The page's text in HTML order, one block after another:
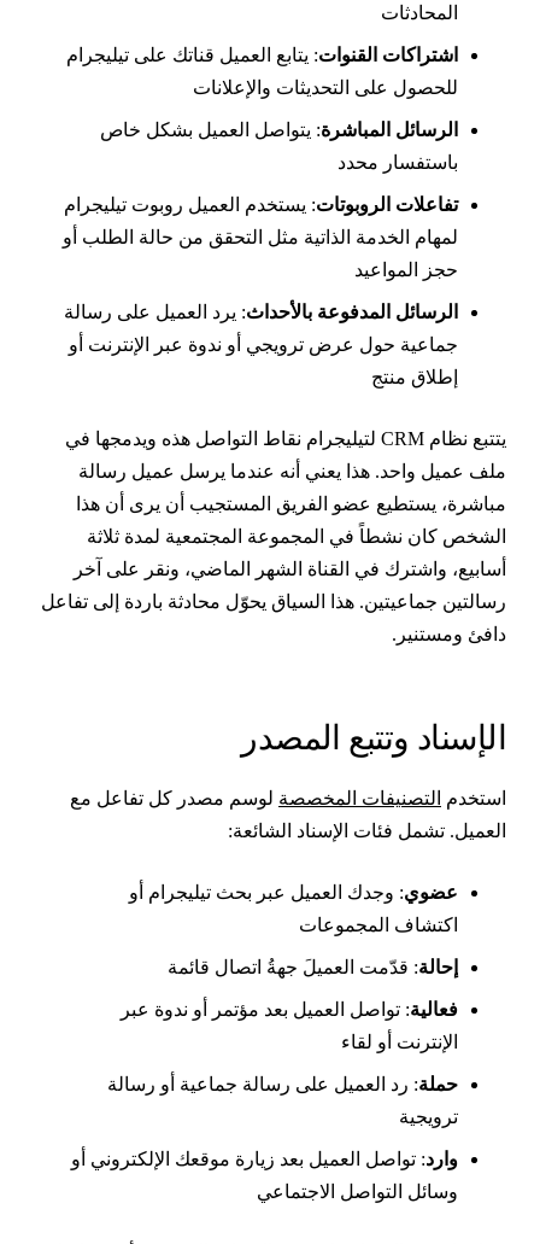
المحادثات
اشتراكات القنوات: يتابع العميل قناتك على تيليجرام
للحصول على التحديثات والإعلانات
الرسائل المباشرة: يتواصل العميل بشكل خاص
باستفسار محدد
تفاعلات الروبوتات: يستخدم العميل روبوت تيليجرام
لمهام الخدمة الذاتية مثل التحقق من حالة الطلب أو
حجز المواعيد
الرسائل المدفوعة بالأحداث: يرد العميل على رسالة
جماعية حول عرض ترويجي أو ندوة عبر الإنترنت أو
إطلاق منتج
يتتبع نظام CRM لتيليجرام نقاط التواصل هذه ويدمجها في
عميل واحد. هذا يعني أنه عندما يرسل عميل رسالة
يستطيع عضو الفريق المستجيب أن يرى أن هذا
كان نشطاً في المجموعة المجتمعية لمدة ثلاثة
واشترك في القناة الشهر الماضي، ونقر على آخر
جماعيتين. هذا السياق يحوّل محادثة باردة إلى تفاعل
ومستنير.
وتتبع المصدر
التصنيفات المخصصةلوسم مصدر كل تفاعل مع
تشمل فئات الإسناد الشائعة:
عضوي: وجدك العميل عبر بحث تيليجرام أو
اكتشاف المجموعات
إحالة : قدّمت العميلَ جهةُ اتصال قائمة
فعالية: تواصل العميل بعد مؤتمر أو ندوة عبر
الإنترنت أو لقاء
حملة: رد العميل على رسالة جماعية أو رسالة
ترويجية
وارد
: تواصل العميل بعد زيارة موقعك الإلكتروني أو
وسائل التواصل الاجتماعي